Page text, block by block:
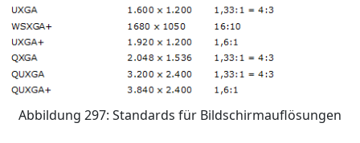
Abbildung 297: Standards für Bildschirmauflösungen